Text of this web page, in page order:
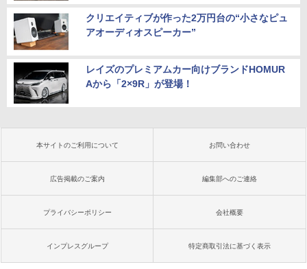
クリエイティブが作った2万円台の“小さなピュ
アオーディオスピーカー”
レイズのプレミアムカー向けブランドHOMUR
Aから「2×9R」が登場！
本サイトのご利用について お問い合わせ
広告掲載のご案内 編集部へのご連絡
プライバシーポリシー 会社概要
インプレスグループ 特定商取引法に基づく表示